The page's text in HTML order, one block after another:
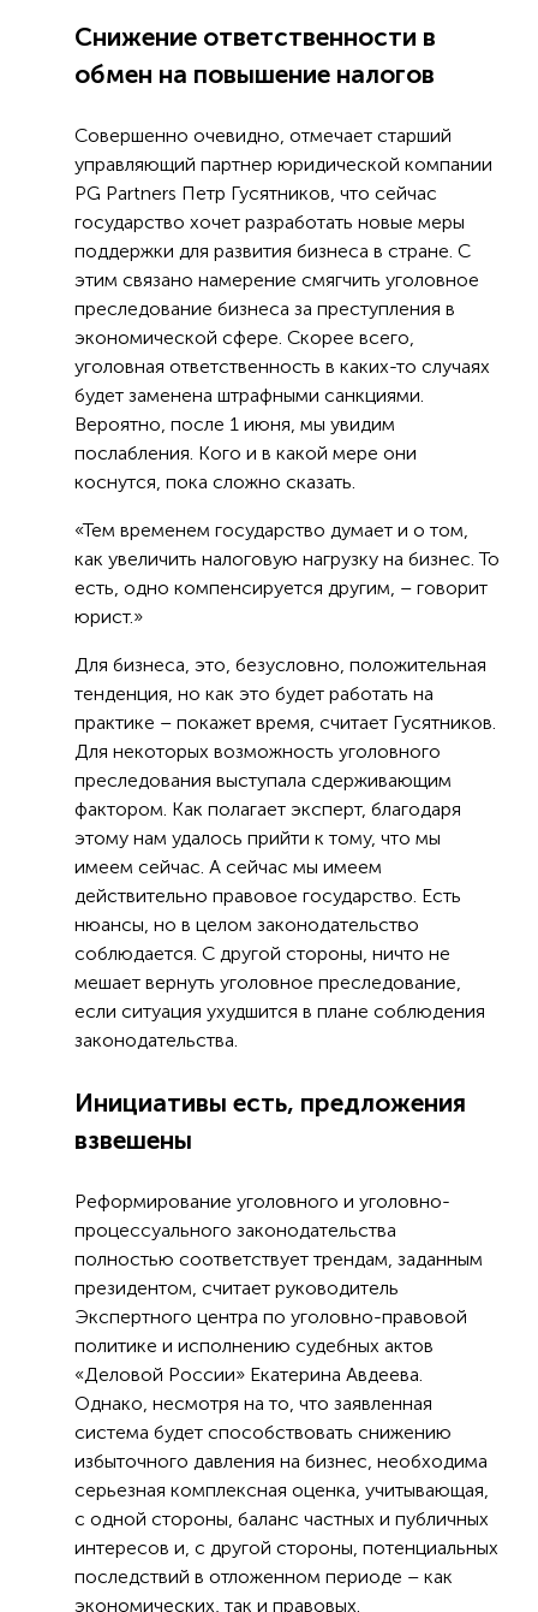
Снижение ответственности в
обмен на повышение налогов
Совершенно очевидно, отмечает старший
управляющий партнер юридической компании
PG Partners Петр Гусятников, что сейчас
государство хочет разработать новые меры
поддержки для развития бизнеса в стране. С
этим связано намерение смягчить уголовное
преследование бизнеса за преступления в
экономической сфере. Скорее всего,
уголовная ответственность в каких-то случаях
будет заменена штрафными санкциями.
Вероятно, после 1 июня, мы увидим
послабления. Кого и в какой мере они
коснутся, пока сложно сказать.
«Тем временем государство думает и о том,
как увеличить налоговую нагрузку на бизнес. То
есть, одно компенсируется другим, – говорит
юрист.»
Для бизнеса, это, безусловно, положительная
тенденция, но как это будет работать на
практике – покажет время, считает Гусятников.
Для некоторых возможность уголовного
преследования выступала сдерживающим
фактором. Как полагает эксперт, благодаря
этому нам удалось прийти к тому, что мы
имеем сейчас. А сейчас мы имеем
действительно правовое государство. Есть
нюансы, но в целом законодательство
соблюдается. С другой стороны, ничто не
мешает вернуть уголовное преследование,
если ситуация ухудшится в плане соблюдения
законодательства.
Инициативы есть, предложения
взвешены
Реформирование уголовного и уголовно-
процессуального законодательства
полностью соответствует трендам, заданным
президентом, считает руководитель
Экспертного центра по уголовно-правовой
политике и исполнению судебных актов
«Деловой России» Екатерина Авдеева.
Однако, несмотря на то, что заявленная
система будет способствовать снижению
избыточного давления на бизнес, необходима
серьезная комплексная оценка, учитывающая,
с одной стороны, баланс частных и публичных
интересов и, с другой стороны, потенциальных
последствий в отложенном периоде – как
экономических, так и правовых.